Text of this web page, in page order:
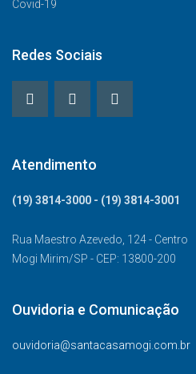
Covid-19
Redes Sociais
Atendimento
(19) 3814-3000 - (19) 3814-3001
Rua Maestro Azevedo, 124 - Centro
Mogi Mirim/SP - CEP: 13800-200
Ouvidoria e Comunicação
ouvidoria@santacasamogi.com.br